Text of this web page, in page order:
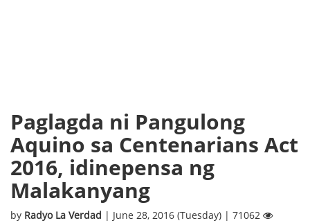
Paglagda ni Pangulong
Aquino sa Centenarians Act
2016, idinepensa ng
Malakanyang
by Radyo La Verdad | June 28, 2016 (Tuesday) | 71062